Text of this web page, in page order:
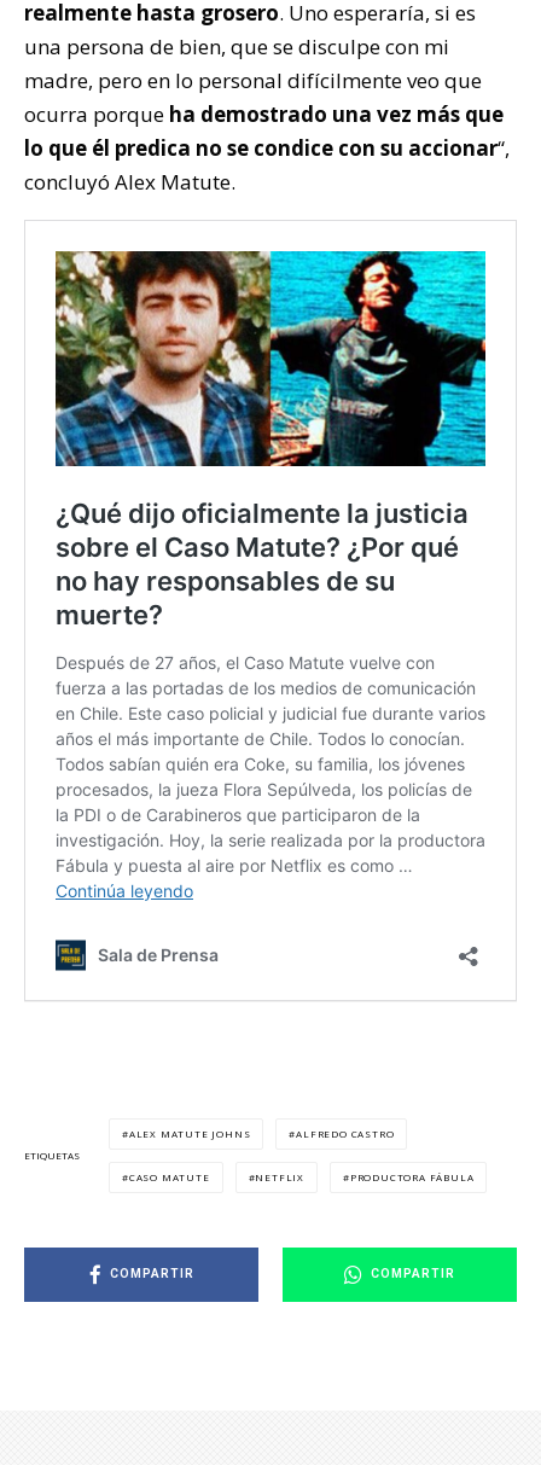
realmente hasta grosero. Uno esperaría, si es
una persona de bien, que se disculpe con mi
madre, pero en lo personal difícilmente veo que
ocurra porque ha demostrado una vez más que
lo que él predica no se condice con su accionar“,
concluyó Alex Matute.
ETIQUETAS
ALEX MATUTE JOHNS ALFREDO CASTRO
CASO MATUTE NETFLIX PRODUCTORA FÁBULA
COMPARTIR COMPARTIR